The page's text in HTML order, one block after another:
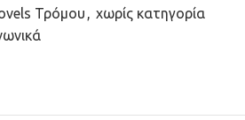
Τρόμου , χωρίς κατηγορία